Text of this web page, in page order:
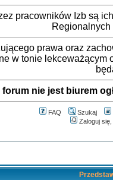
pracowników Izb są
Regionalnych
prawa oraz
w tonie
forum nie jest biurem
FAQ Szukaj
Zaloguj